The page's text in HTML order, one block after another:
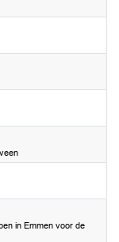
in Emmen voor de